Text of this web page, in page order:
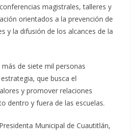
magistrales, talleres y
orientados a la prevención de
y la difusión de los alcances de la
de siete mil personas
que busca el
y promover relaciones
dentro y fuera de las escuelas.
Municipal de Cuautitlán,